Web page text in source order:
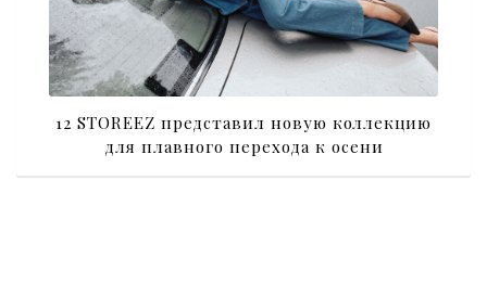
12 STOREEZ представил новую коллекцию
для плавного перехода к осени